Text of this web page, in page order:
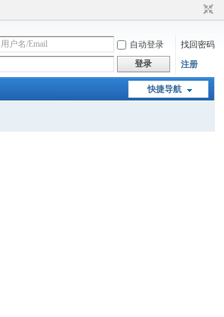
自动登录
找回密码
登录 注册
快捷导航